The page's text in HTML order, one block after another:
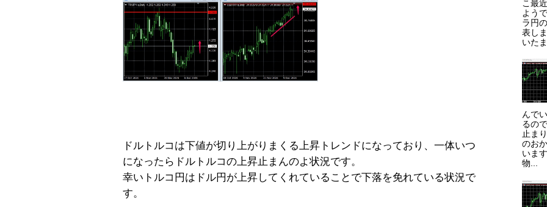
ドルトルコは下値が切り上がりまくる上昇トレンドになっており、一体いつ
になったらドルトルコの上昇止まんのよ状況です。
幸いトルコ円はドル円が上昇してくれていることで下落を免れている状況で
す。
こ最
よう
ラ円
表し
いた
んで
るの
止ま
のお
いま
物...